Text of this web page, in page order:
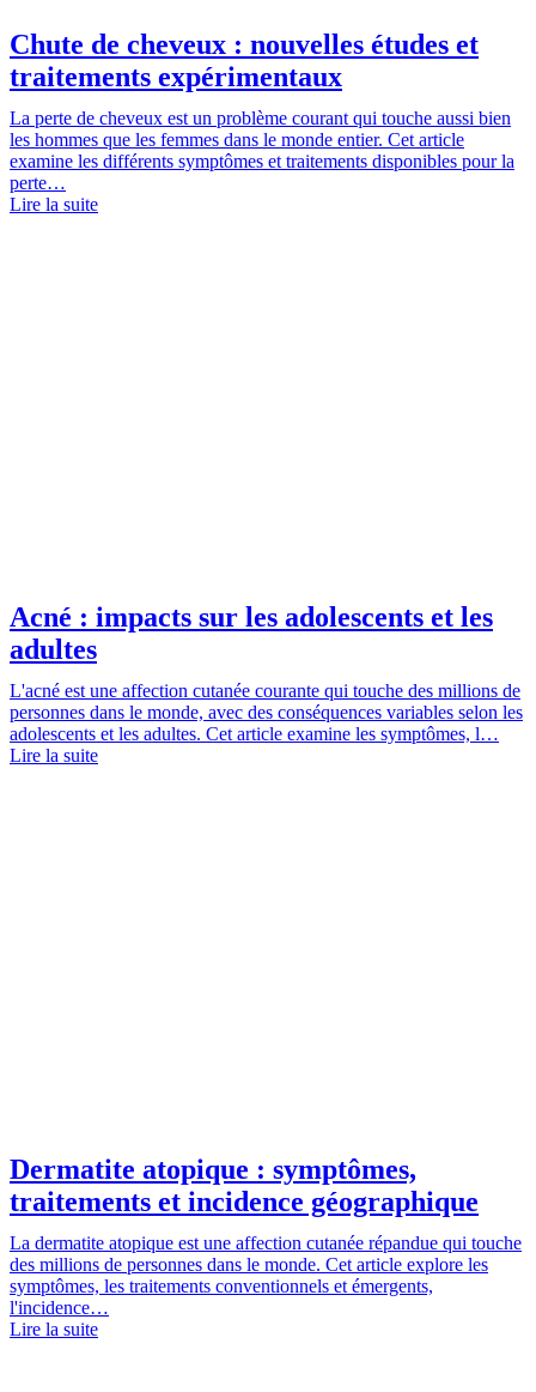
Chute de cheveux : nouvelles études et
traitements expérimentaux
La perte de cheveux est un problème courant qui touche aussi bien
les hommes que les femmes dans le monde entier. Cet article
examine les différents symptômes et traitements disponibles pour la
perte…
Lire la suite
Acné : impacts sur les adolescents et les
adultes
L'acné est une affection cutanée courante qui touche des millions de
personnes dans le monde, avec des conséquences variables selon les
adolescents et les adultes. Cet article examine les symptômes, l…
Lire la suite
Dermatite atopique : symptômes,
traitements et incidence géographique
La dermatite atopique est une affection cutanée répandue qui touche
des millions de personnes dans le monde. Cet article explore les
symptômes, les traitements conventionnels et émergents,
l'incidence…
Lire la suite